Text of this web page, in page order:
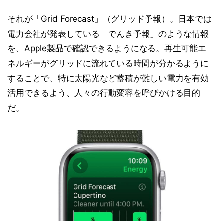
それが「Grid Forecast」（グリッド予報）。日本では
電力会社が発表している「でんき予報」のような情報
を、Apple製品で確認できるようになる。再生可能エ
ネルギーがグリッドに流れている時間が分かるように
することで、特に太陽光など蓄積が難しい電力を有効
活用できるよう、人々の行動変容を呼びかける目的
だ。